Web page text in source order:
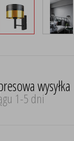
wysyłka
1-5 dni